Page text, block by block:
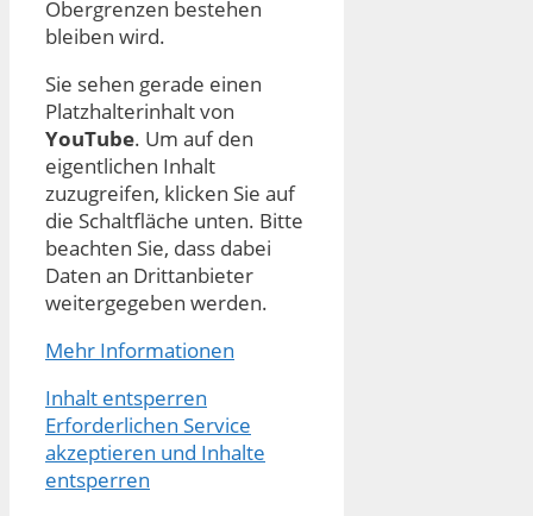
Obergrenzen bestehen
bleiben wird.
Sie sehen gerade einen
Platzhalterinhalt von
YouTube. Um auf den
eigentlichen Inhalt
zuzugreifen, klicken Sie auf
die Schaltfläche unten. Bitte
beachten Sie, dass dabei
Daten an Drittanbieter
weitergegeben werden.
Mehr Informationen
Inhalt entsperren
Erforderlichen Service
akzeptieren und Inhalte
entsperren